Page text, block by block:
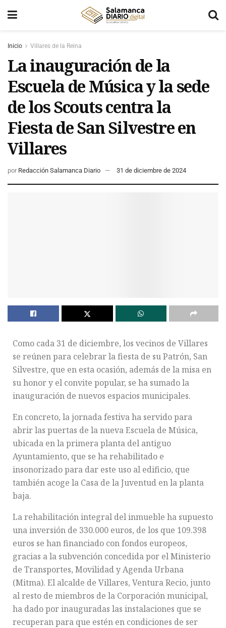
Inicio Villares de la Reina
La inauguración de la
Escuela de Música y la sede
de los Scouts centra la
Fiesta de San Silvestre en
Villares
por Redacción Salamanca Diario 31 de diciembre de 2024
Como cada 31 de diciembre, los vecinos de Villares
se reúnen para celebrar la fiesta de su Patrón, San
Silvestre, que en esta ocasión, además de la misa en
su honor y el convite popular, se ha sumado la
inauguración de nuevos espacios municipales.
En concreto, la jornada festiva ha servido para
abrir las puertas de la nueva Escuela de Música,
ubicada en la primera planta del antiguo
Ayuntamiento, que se ha rehabilitado e
insonorizado para dar este uso al edificio, que
también acoge la Casa de la Juventud en la planta
baja.
La rehabilitación integral del inmueble ha supuesto
una inversión de 330.000 euros, de los que 109.398
euros se han financiado con fondos europeos,
gracias a la subvención concedida por el Ministerio
de Transportes, Movilidad y Agenda Urbana
(Mitma). El alcalde de Villares, Ventura Recio, junto
al resto de miembros de la Corporación municipal,
ha dado por inauguradas las instalaciones que se
recuperan para que estén en condiciones de ser